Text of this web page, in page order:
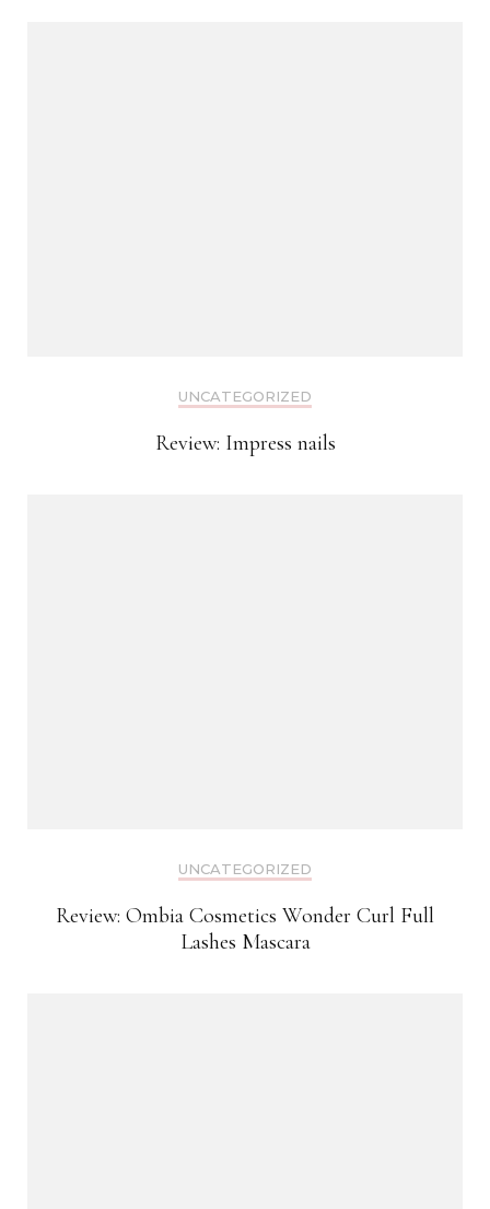
UNCATEGORIZED
Review: Impress nails
UNCATEGORIZED
Review: Ombia Cosmetics Wonder Curl Full
Lashes Mascara